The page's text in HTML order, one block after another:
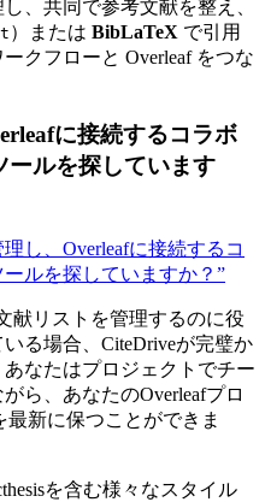
、共同で参考文献を整え、
）または BibLaTeX で引用
クフローと Overleaf をつな
に接続するコラボ
ールを探しています
し、Overleafに接続するコ
ルを探していますか？”
献リストを管理するのに役
る場合、CiteDriveが完璧か
なたはプロジェクトでチー
ら、あなたのOverleafプロ
新に保つことができま
を含む様々なスタイル